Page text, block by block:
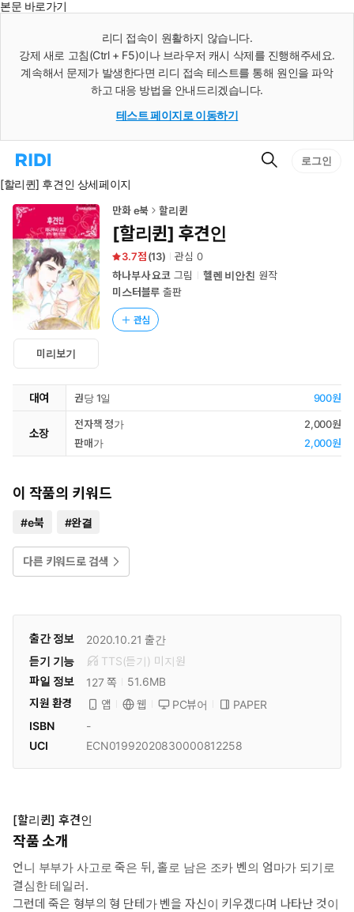
본문 바로가기
리디 접속이 원활하지 않습니다.
강제 새로 고침(Ctrl + F5)이나 브라우저 캐시 삭제를 진행해주세요.
계속해서 문제가 발생한다면 리디 접속 테스트를 통해 원인을 파악
하고 대응 방법을 안내드리겠습니다.
테스트 페이지로 이동하기
리
홈
로
이
검
로그인
[할리퀸] 후견인 상세페이지
미리보기
만화 e북 할리퀸
[할리퀸] 후견인
3.7 (13) 관심 0
하나부사 요코 그림 헬렌 비안친 원작
미스터블루 출판
관심
대여 권당 1일 900원
소장
전자책 정가
2,000원
판매가
2,000원
이 작품의 키워드
#e북 #완결
다른 키워드로 검색
출간 정보 2020.10.21 출간
듣기 기능
TTS(듣기) 미 지원
파일 정보
127 쪽
51.6MB
지원 환경
앱 웹 PC뷰어
PAPER
ISBN
-
UCI
ECN01992020830000812258
[할리퀸] 후견인
작품 소개
언니 부부가 사고로 죽은 뒤, 홀로 남은 조카 벤의 엄마가 되기로
결심한 테일러.
그런데 죽은 형부의 형 단테가 벤을 자신이 키우겠다며 나타난 것이